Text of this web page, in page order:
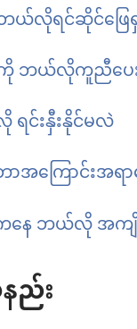
ယ်လိုရင်ဆိုင်ဖြေ
ကို ဘယ်လိုကူညီပ
င်းနှီးနိုင်မလဲ
ာအကြောင်းအ
ကနေ ဘယ်လို အ
ည်း